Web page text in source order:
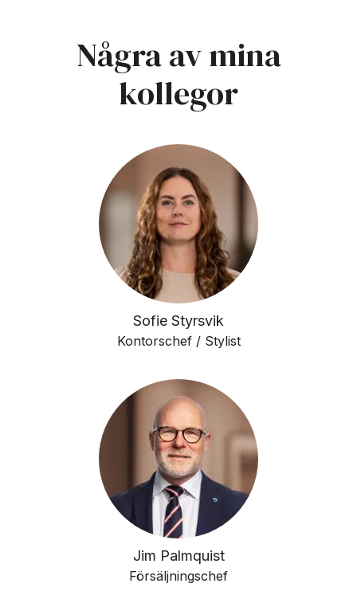
Några av mina
kollegor
Sofie Styrsvik
Kontorschef / Stylist
Jim Palmquist
Försäljningschef